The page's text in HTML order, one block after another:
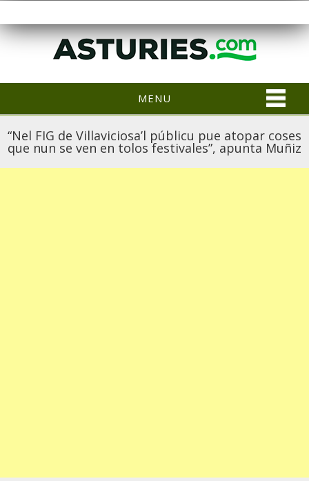
MENU
“Nel FIG de Villaviciosa’l públicu pue atopar coses
que nun se ven en tolos festivales”, apunta Muñiz